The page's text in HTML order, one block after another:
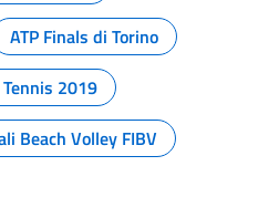
ATP Finals di Torino
2019
Beach Volley FIBV